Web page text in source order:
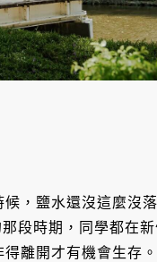
，鹽水還沒這麼沒
段時期，同學都在
離開才有機會生存